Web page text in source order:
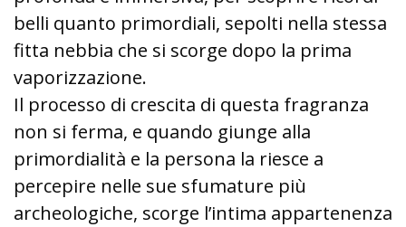
belli quanto primordiali, sepolti nella stessa
fitta nebbia che si scorge dopo la prima
vaporizzazione.
Il processo di crescita di questa fragranza
non si ferma, e quando giunge alla
primordialità e la persona la riesce a
percepire nelle sue sfumature più
archeologiche, scorge l’intima appartenenza